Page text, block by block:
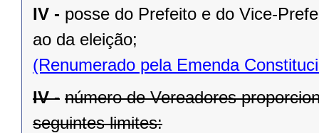
IV - posse do Prefeito e do Vice-
ao da eleição;
(Renumerado pela Emenda
IV - número de Vereadores
seguintes limites: